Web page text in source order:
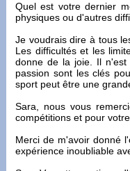
Quel est votre dernier
physiques ou d'autres
Je voudrais dire à tous
Les difficultés et les
donne de la joie. Il n'est
passion sont les clés
sport peut être une
Sara, nous vous
compétitions et pour
Merci de m'avoir donné
expérience inoubliable